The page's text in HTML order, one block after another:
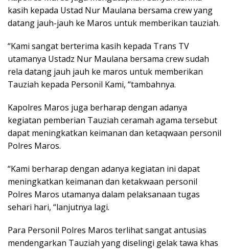
kasih kepada Ustad Nur Maulana bersama crew yang
datang jauh-jauh ke Maros untuk memberikan tauziah.
“Kami sangat berterima kasih kepada Trans TV
utamanya Ustadz Nur Maulana bersama crew sudah
rela datang jauh jauh ke maros untuk memberikan
Tauziah kepada Personil Kami, “tambahnya.
Kapolres Maros juga berharap dengan adanya
kegiatan pemberian Tauziah ceramah agama tersebut
dapat meningkatkan keimanan dan ketaqwaan personil
Polres Maros.
“Kami berharap dengan adanya kegiatan ini dapat
meningkatkan keimanan dan ketakwaan personil
Polres Maros utamanya dalam pelaksanaan tugas
sehari hari, “lanjutnya lagi.
Para Personil Polres Maros terlihat sangat antusias
mendengarkan Tauziah yang diselingi gelak tawa khas